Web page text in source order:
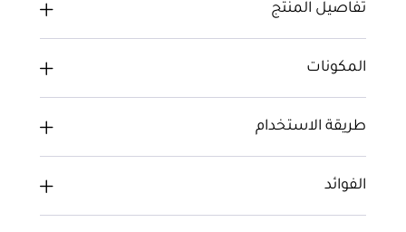
تفاصيل المنتج
المكونات
طريقة الاستخدام
الفوائد